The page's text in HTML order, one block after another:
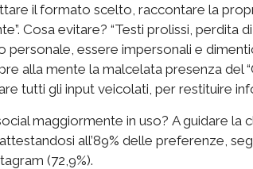
il formato scelto, raccontare la
Cosa evitare? “Testi prolissi, perdita
personale, essere impersonali e
alla mente la malcelata presenza del
tutti gli input veicolati, per restituire
maggiormente in uso? A guidare la
all’89% delle preferenze,
(72,9%).